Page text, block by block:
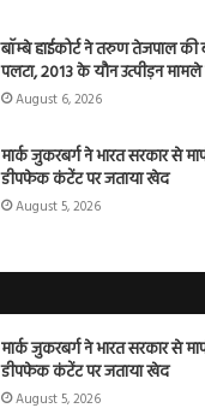
बॉम्बे हाईकोर्ट ने तरुण तेजपाल
पलटा, 2013 के यौन उत्पीड़न मामले
August 6, 2026
मार्क जुकरबर्ग ने भारत सरकार से
डीपफेक कंटेंट पर जताया खेद
August 5, 2026
मार्क जुकरबर्ग ने भारत सरकार से
डीपफेक कंटेंट पर जताया खेद
August 5, 2026